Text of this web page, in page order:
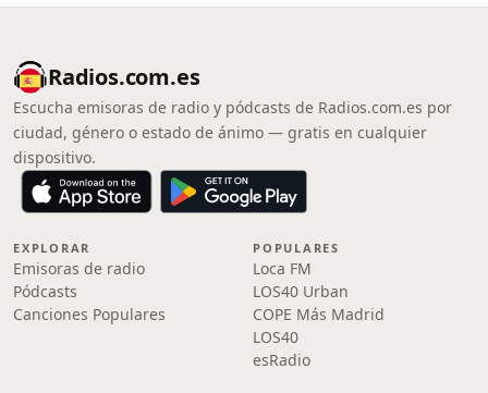
Radios.com.es
Escucha emisoras de radio y pódcasts de Radios.com.es por
ciudad, género o estado de ánimo — gratis en cualquier
dispositivo.
EXPLORAR
Emisoras de radio
Pódcasts
Canciones Populares
POPULARES
Loca FM
LOS40 Urban
COPE Más Madrid
LOS40
esRadio